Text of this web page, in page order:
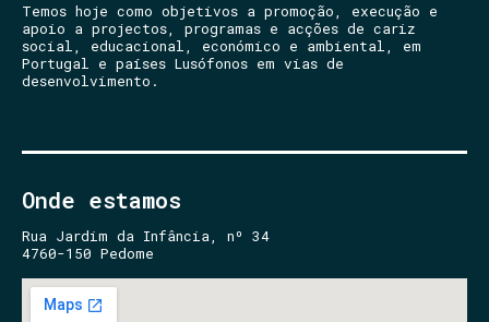
Temos hoje como objetivos a promoção, execução e
apoio a projectos, programas e acções de cariz
social, educacional, económico e ambiental, em
Portugal e países Lusófonos em vias de
desenvolvimento.
Onde estamos
Rua Jardim da Infância, nº 34
4760-150 Pedome